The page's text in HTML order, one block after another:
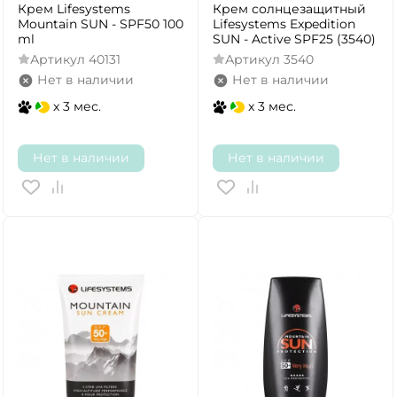
Крем Lifesystems
Mountain SUN - SPF50 100
ml
Артикул 40131
Нет в наличии
x 3 мес.
Нет в наличии
Крем солнцезащитный
Lifesystems Expedition
SUN - Active SPF25 (3540)
Артикул 3540
Нет в наличии
x 3 мес.
Нет в наличии